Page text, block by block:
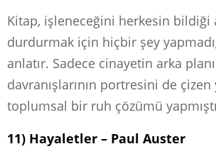
Kitap, işleneceğini herkesin bildiği
durdurmak için hiçbir şey
anlatır. Sadece cinayetin arka
davranışlarının portresini de çizen
toplumsal bir ruh çözümü
11) Hayaletler – Paul Auster